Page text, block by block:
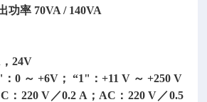
功率 70VA / 140VA
24V
：0 ～ +6V； “1"：+11 V ～ +250 V
：220 V／0.2 A；AC：220 V／0.5